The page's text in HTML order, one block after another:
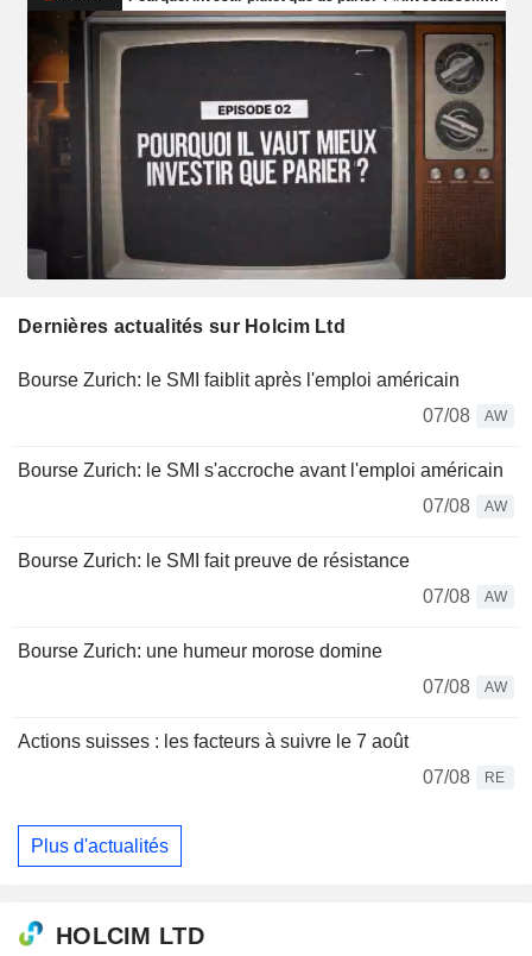
Dernières actualités sur Holcim Ltd
Bourse Zurich: le SMI faiblit après l'emploi américain
07/08
AW
Bourse Zurich: le SMI s'accroche avant l'emploi américain
07/08
AW
Bourse Zurich: le SMI fait preuve de résistance
07/08
AW
Bourse Zurich: une humeur morose domine
07/08
AW
Actions suisses : les facteurs à suivre le 7 août
07/08
RE
Plus d'actualités
HOLCIM LTD